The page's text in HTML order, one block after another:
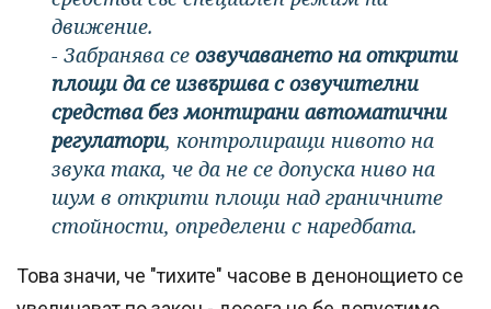
движение.
- Забранява се озвучаването на открити
площи да се извършва с озвучителни
средства без монтирани автоматични
регулатори, контролиращи нивото на
звука така, че да не се допуска ниво на
шум в открити площи над граничните
стойности, определени с наредбата.
Това значи, че "тихите" часове в денонощието се